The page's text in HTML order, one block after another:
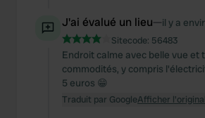
J'ai évalué un lieu—il y a
Sitecode: 56483
Endroit calme avec belle vue et
commodités, y compris
5 euros 😁
Traduit par GoogleAfficher l'original